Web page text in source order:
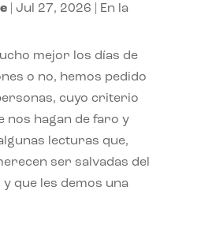
| Jul 27, 2026
En la
mejor los días de
o no, hemos pedido
cuyo criterio
nos hagan de faro y
lecturas que,
ser salvadas del
que les demos una